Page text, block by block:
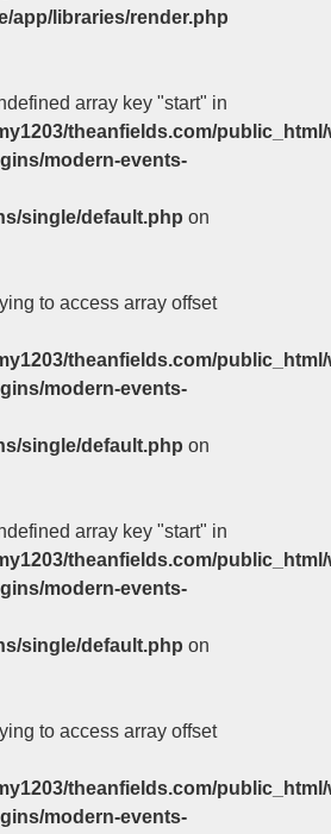
app/libraries/render.php
array key "start" in
theanfields.com/public_html/
modern-events-
single/default.php on
to access array offset
theanfields.com/public_html/
modern-events-
single/default.php on
array key "start" in
theanfields.com/public_html/
modern-events-
single/default.php on
to access array offset
theanfields.com/public_html/
modern-events-